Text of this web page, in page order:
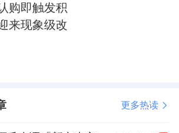
月中旬取证入市，共404套住
㎡全三居，预售均价5.76
购即触发积
来现象级改
更多热读